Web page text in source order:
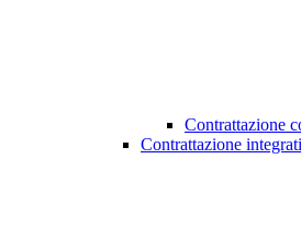
Contrattazione
Contrattazione